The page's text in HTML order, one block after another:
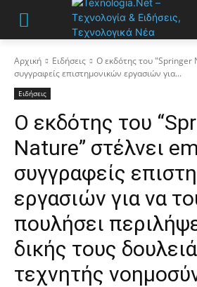
Αρχική Ειδήσεις
Ο εκδότης του "Springer
συγγραφείς επιστημονικών εργασιών για...
Ειδήσεις
Ο εκδότης του
Nature” στέλνει
συγγραφείς
εργασιών για να
πουλήσει
δικής τους
τεχνητής